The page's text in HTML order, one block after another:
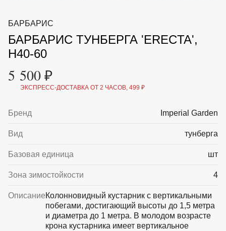
МАЛАЯ МЕХАНИЗАЦИЯ
ОТПУГИВАТЕЛИ ОТ ПТИЦ, НАСЕКОМЫХ И
ГРЫЗУНОВ
САДОВАЯ ОДЕЖДА И ОБУВЬ
САДОВЫЙ ИНСТРУМЕНТ
СРЕДСТВА ЗАЩИТЫ РАСТЕНИЙ И УДОБРЕНИЯ
ТОВАРЫ ДЛЯ БАНЬ И САУН
ТОВАРЫ ДЛЯ ТУРИЗМА И ПИКНИКА
ТОВАРЫ И АПТЕКА ДЛЯ ПРУДА
Sale Новинки
УХОД
+7 (495) 197 87
87
БАРБАРИС
БАРБАРИС ТУНБЕРГА 'ERECTA',
H40-60
5 500 ₽
ЭКСПРЕСС-ДОСТАВКА ОТ 2 ЧАСОВ, 499 ₽
Бренд Imperial Garden
Вид тунберга
Базовая единица шт
Зона зимостойкости 4
ОписаниеКолонновидный кустарник с вертикальными
побегами, достигающий высоты до 1,5 метра
и диаметра до 1 метра. В молодом возрасте
крона кустарника имеет вертикальное